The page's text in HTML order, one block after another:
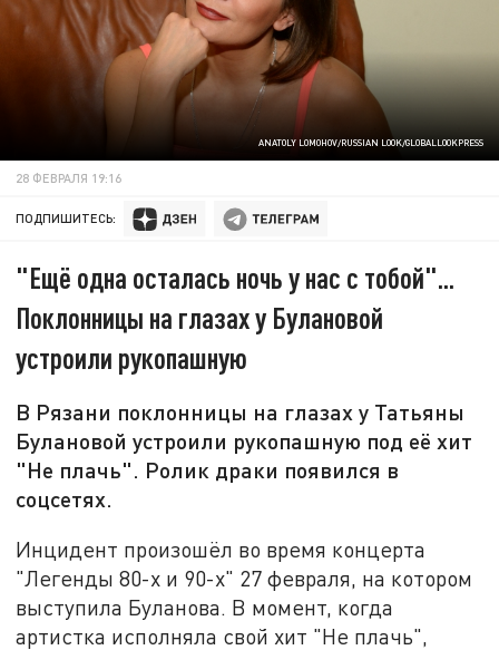
ANATOLY LOMOHOV/RUSSIAN LOOK/GLOBALLOOKPRESS
28 ФЕВРАЛЯ 19:16
ПОДПИШИТЕСЬ:
"Ещё одна осталась ночь у нас с тобой"...
Поклонницы на глазах у Булановой
устроили рукопашную
В Рязани поклонницы на глазах у Татьяны
Булановой устроили рукопашную под её хит
"Не плачь". Ролик драки появился в
соцсетях.
Инцидент произошёл во время концерта
"Легенды 80-х и 90-х" 27 февраля, на котором
выступила Буланова. В момент, когда
артистка исполняла свой хит "Не плачь",